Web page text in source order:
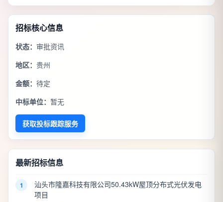
招标核心信息
状态： 审批资讯
地区： 贵州
金额： 待定
中标单位： 暂无
获取投标跟踪服务
最新招标信息
1
汕头市隆嘉科技有限公司50.43kW屋顶分布式光伏发电
项目